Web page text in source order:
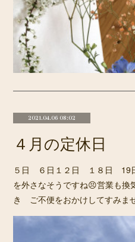
2021.04.06 08:02
４月の定休日
５日 ６日１２日 １８日 19
を外さなそうですね😣営業も換
き ご不便をおかけしてすみま